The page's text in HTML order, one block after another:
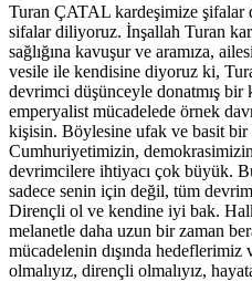
Turan ÇATAL kardeşimize şifalar
sifalar diliyoruz. İnşallah Turan
sağlığına kavuşur ve aramıza,
vesile ile kendisine diyoruz ki,
devrimci düşünceyle donatmış
emperyalist mücadelede örnek
kişisin. Böylesine ufak ve basit bir
Cumhuriyetimizin,
devrimcilere ihtiyacı çok büyük.
sadece senin için değil, tüm
Dirençli ol ve kendine iyi bak.
melanetle daha uzun bir zaman
mücadelenin dışında
olmalıyız, dirençli olmalıyız,